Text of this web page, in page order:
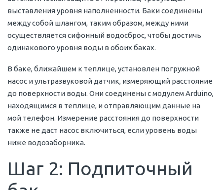
выставления уровня наполненности. Баки соединены
между собой шлангом, таким образом, между ними
осуществляется сифонный водосброс, чтобы достичь
одинакового уровня воды в обоих баках.
В баке, ближайшем к теплице, установлен погружной
насос и ультразвуковой датчик, измеряющий расстояние
до поверхности воды. Они соединены с модулем Arduino,
находящимся в теплице, и отправляющим данные на
мой телефон. Измерение расстояния до поверхности
также не даст насос включиться, если уровень воды
ниже водозаборника.
Шаг 2: Подпиточный